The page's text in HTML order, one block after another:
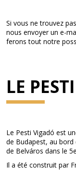
Si vous ne trouvez
nous envoyer un e-
ferons tout notre
LE
Le Pesti Vigadó est
de Budapest, au
de Belváros dans le
Il a été construit par